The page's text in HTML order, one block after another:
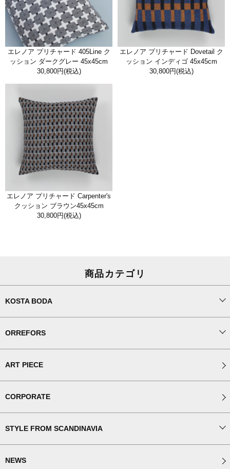
エレノア プリチャード 405Line ク
ッション ダークグレー 45x45cm
30,800円(税込)
エレノア プリチャード Dovetail ク
ッション インディゴ 45x45cm
30,800円(税込)
エレノア プリチャード Carpenter's
クッション ブラウン45x45cm
30,800円(税込)
商品カテゴリ
KOSTA BODA
ORREFORS
ART PIECE
CORPORATE
STYLE FROM SCANDINAVIA
NEWS